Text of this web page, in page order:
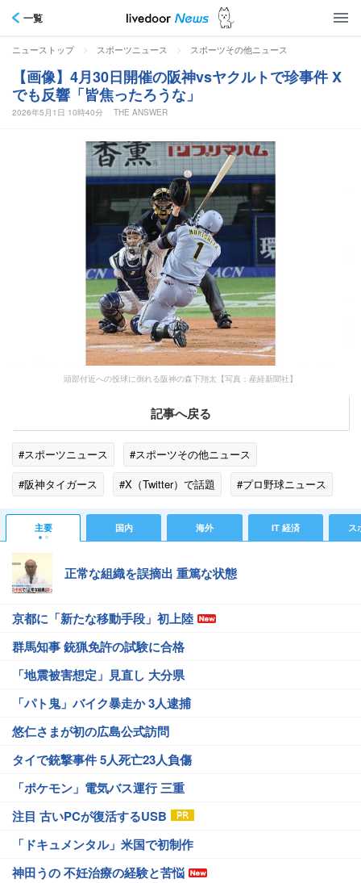
一覧
ニューストップ > スポーツニュース > スポーツその他ニュース
【画像】4月30日開催の阪神vsヤクルトで珍事件 X
でも反響「皆焦ったろうな」
2026年5月1日 10時40分 THE ANSWER
頭部付近への投球に倒れる阪神の森下翔太【写真：産経新聞社】
記事へ戻る
#スポーツニュース
#スポーツその他ニュース
#阪神タイガース
#X（Twitter）で話題 #プロ野球ニュース
主要 国内 海外 IT 経済 ス
正常な組織を誤摘出 重篤な状態
京都に「新たな移動手段」初上陸
群馬知事 銃猟免許の試験に合格
「地震被害想定」見直し 大分県
「パト鬼」バイク暴走か 3人逮捕
悠仁さまが初の広島公式訪問
タイで銃撃事件 5人死亡23人負傷
「ポケモン」電気バス運行 三重
注目 古いPCが復活するUSB
「ドキュメンタル」米国で初制作
神田うの 不妊治療の経験と苦悩